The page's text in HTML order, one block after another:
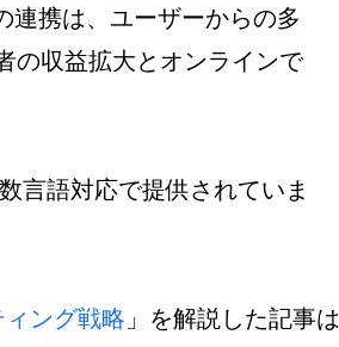
連携は、ユーザーからの多
の収益拡大とオンラインで
言語対応で提供されていま
ング戦略 」を解説した記事は